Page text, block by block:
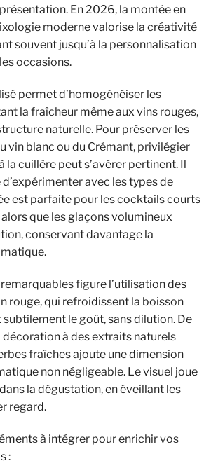
En 2026, la montée en
moderne valorise la créativité
souvent jusqu’à la personnalisation
occasions.
permet d’homogénéiser les
la fraîcheur même aux vins rouges,
naturelle. Pour préserver les
vin blanc ou du Crémant, privilégier
la cuillère peut s’avérer pertinent. Il
avec les types de
est parfaite pour les cocktails courts
que les glaçons volumineux
conservant davantage la
figure l’utilisation des
rouge, qui refroidissent la boisson
le goût, sans dilution. De
décoration à des extraits naturels
fraîches ajoute une dimension
non négligeable. Le visuel joue
la dégustation, en éveillant les
regard.
à intégrer pour enrichir vos
: